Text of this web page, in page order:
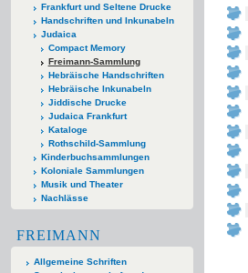
Frankfurt und Seltene Drucke
Handschriften und Inkunabeln
Judaica
Compact Memory
Freimann-Sammlung
Hebräische Handschriften
Hebräische Inkunabeln
Jiddische Drucke
Judaica Frankfurt
Kataloge
Rothschild-Sammlung
Kinderbuchsammlungen
Koloniale Sammlungen
Musik und Theater
Nachlässe
FREIMANN
Allgemeine Schriften